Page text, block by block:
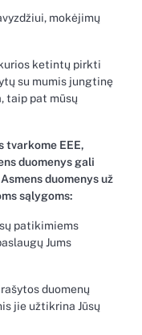
mokėjimų
ketintų pirkti
su mumis jungtinę
taip pat mūsų
tvarkome EEE,
duomenys gali
duomenys už
sąlygoms:
patikimiems
Jums
duomenų
jie užtikrina Jūsų